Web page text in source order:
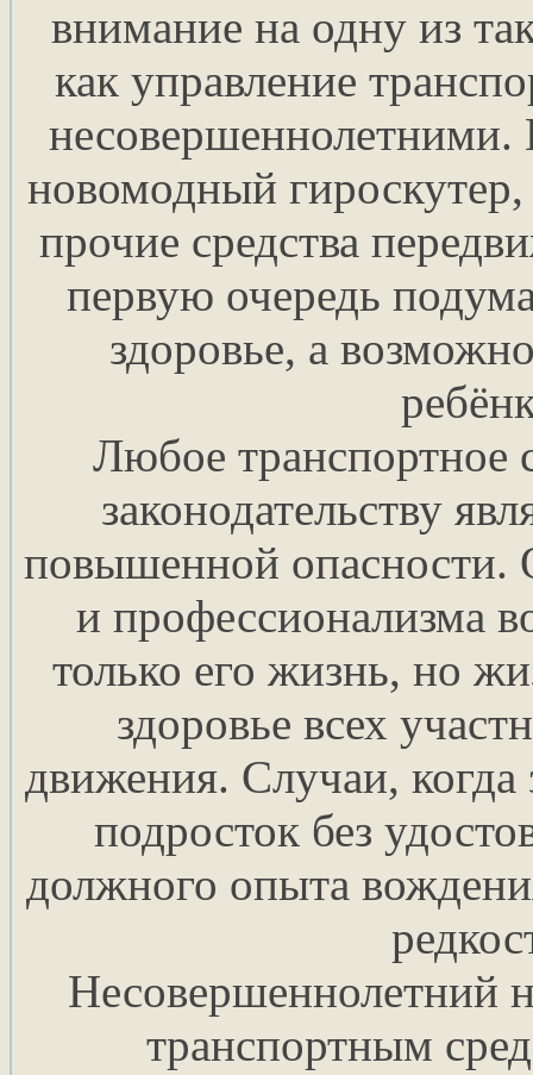
внимание на одну из
как управление
несовершеннолетними.
новомодный
прочие средства
первую очередь
здоровье, а
Любое транспортное
законодательству
повышенной опасности.
и профессионализма
только его жизнь, но
здоровье всех
движения. Случаи, когда
подросток без
должного опыта
Несовершеннолетний
транспортным